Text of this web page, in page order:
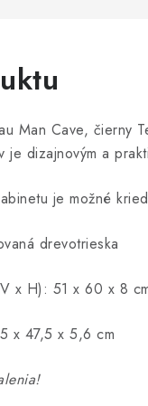
Man Cave, čierny
je dizajnovým a
je možné
drevotrieska
x H): 51 x 60 x 8
x 47,5 x 5,6 cm